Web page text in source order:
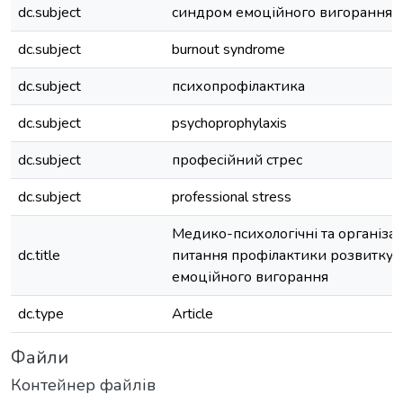
dc.subject
синдром емоційного вигорання
dc.subject
burnout syndrome
dc.subject
психопрофілактика
dc.subject
psychoprophylaxis
dc.subject
професійний стрес
dc.subject
professional stress
dc.title
Медико-психологічні та
питання профілактики розвитку
емоційного вигорання
dc.type
Article
Файли
Контейнер файлів